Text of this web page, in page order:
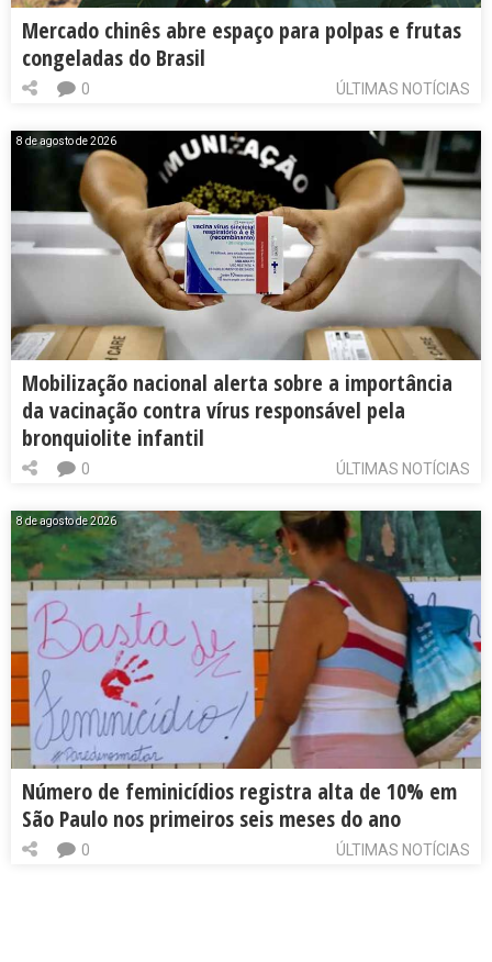
Mercado chinês abre espaço para polpas e frutas
congeladas do Brasil
ÚLTIMAS NOTÍCIAS
0
8 de agosto de 2026
Mobilização nacional alerta sobre a importância
da vacinação contra vírus responsável pela
bronquiolite infantil
ÚLTIMAS NOTÍCIAS
0
8 de agosto de 2026
Número de feminicídios registra alta de 10% em
São Paulo nos primeiros seis meses do ano
ÚLTIMAS NOTÍCIAS
0